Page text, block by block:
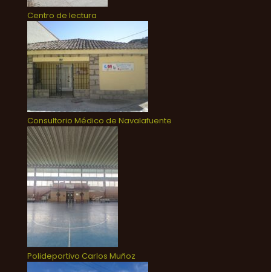
Centro de lectura
Consultorio Médico de Navalafuente
Polideportivo Carlos Muñoz